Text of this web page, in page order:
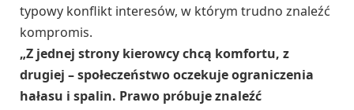
typowy konflikt interesów, w którym trudno znaleźć
kompromis.
„Z jednej strony kierowcy chcą komfortu, z
drugiej – społeczeństwo oczekuje ograniczenia
hałasu i spalin. Prawo próbuje znaleźć